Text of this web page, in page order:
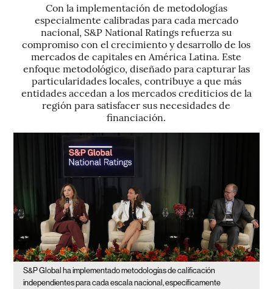
Con la implementación de metodologías
especialmente calibradas para cada mercado
nacional, S&P National Ratings refuerza su
compromiso con el crecimiento y desarrollo de los
mercados de capitales en América Latina. Este
enfoque metodológico, diseñado para capturar las
particularidades locales, contribuye a que más
entidades accedan a los mercados crediticios de la
región para satisfacer sus necesidades de
financiación.
S&P Global ha implementado metodologías de calificación
independientes para cada escala nacional, específicamente